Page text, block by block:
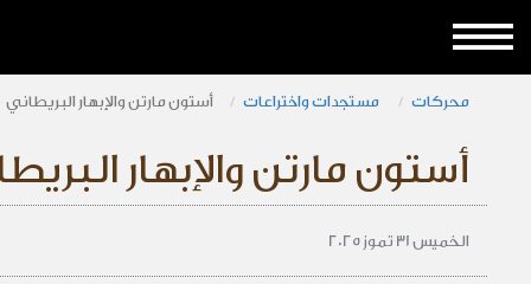
محركات مستجدات واختراعات أستون مارتن والإبهار البريطاني
أستون مارتن والإبهار
الخميس 31 تموز 2025